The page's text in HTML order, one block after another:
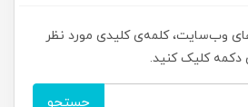
وب‌سایت، کلمه‌ی کلیدی مورد نظر
دکمه کلیک کنید.
جستجو